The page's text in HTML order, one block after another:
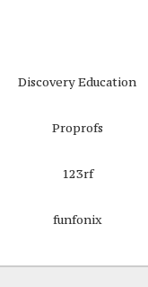
Discovery Education
Proprofs
123rf
funfonix